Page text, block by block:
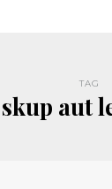
TAG
skup aut